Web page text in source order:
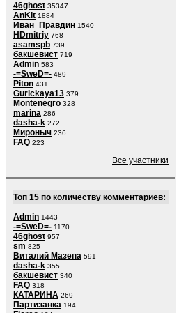
46ghost 35347
AnKit 1884
Иван_Правдин 1540
HDmitriy 768
asamspb 739
бакшевист 719
Admin 583
-=SweD=- 489
Piton 431
Gurickaya13 379
Montenegro 328
marina 286
dasha-k 272
Мироныч 236
FAQ 223
Все участники
Топ 15 по количеству комментариев:
Admin 1443
-=SweD=- 1170
46ghost 957
sm 825
Виталий Мазепа 591
dasha-k 355
бакшевист 340
FAQ 318
КАТАРИНА 269
Партизанка 194